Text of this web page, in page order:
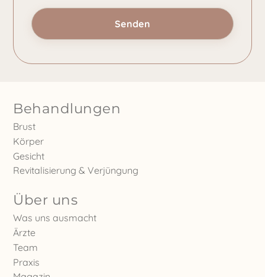
Behandlungen
Brust
Körper
Gesicht
Revitalisierung & Verjüngung
Über uns
Was uns ausmacht
Ärzte
Team
Praxis